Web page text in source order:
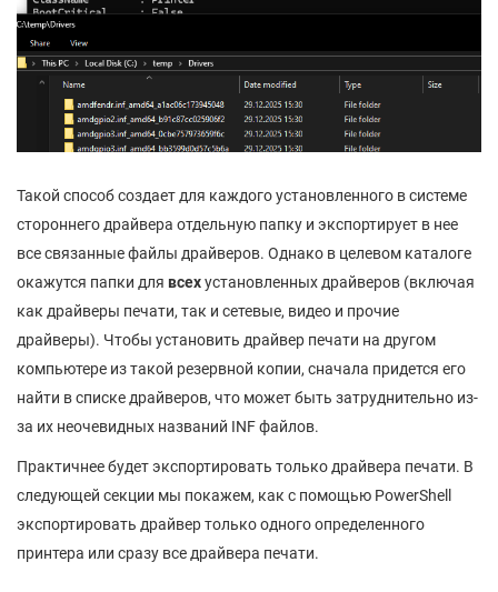
Такой способ создает для каждого установленного в системе
стороннего драйвера отдельную папку и экспортирует в нее
все связанные файлы драйверов. Однако в целевом каталоге
окажутся папки для всехустановленных драйверов (включая
как драйверы печати, так и сетевые, видео и прочие
драйверы). Чтобы установить драйвер печати на другом
компьютере из такой резервной копии, сначала придется его
найти в списке драйверов, что может быть затруднительно из-
за их неочевидных названий INF файлов.
Практичнее будет экспортировать только драйвера печати. В
следующей секции мы покажем, как с помощью PowerShell
экспортировать драйвер только одного определенного
принтера или сразу все драйвера печати.